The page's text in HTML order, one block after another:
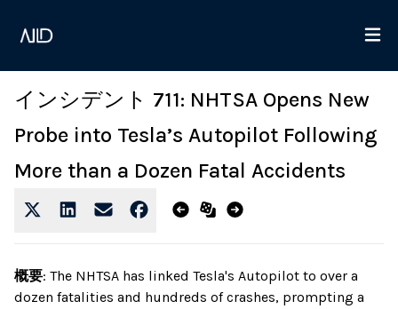
インシデント 711: NHTSA Opens New
Probe into Tesla’s Autopilot Following
More than a Dozen Fatal Accidents
概要: The NHTSA has linked Tesla's Autopilot to over a
dozen fatalities and hundreds of crashes, prompting a